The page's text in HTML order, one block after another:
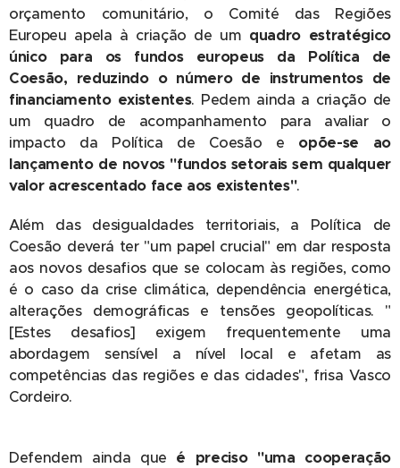
orçamento comunitário, o Comité das Regiões
Europeu apela à criação de um quadro estratégico
único para os fundos europeus da Política de
Coesão, reduzindo o número de instrumentos de
financiamento existentes. Pedem ainda a criação de
um quadro de acompanhamento para avaliar o
impacto da Política de Coesão e opõe-se ao
lançamento de novos "fundos setorais sem qualquer
valor acrescentado face aos existentes".
Além das desigualdades territoriais, a Política de
Coesão deverá ter "um papel crucial" em dar resposta
aos novos desafios que se colocam às regiões, como
é o caso da crise climática, dependência energética,
alterações demográficas e tensões geopolíticas. "
[Estes desafios] exigem frequentemente uma
abordagem sensível a nível local e afetam as
competências das regiões e das cidades", frisa Vasco
Cordeiro.
Defendem ainda que é preciso "uma cooperação